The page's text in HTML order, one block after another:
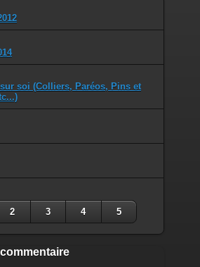
soi (Colliers, Paréos, Pins et
2 3 4 5